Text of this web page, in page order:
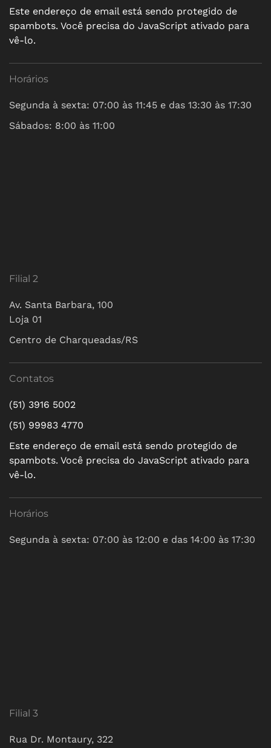
Este endereço de email está sendo protegido de
spambots. Você precisa do JavaScript ativado para
vê-lo.
Horários
Segunda à sexta: 07:00 às 11:45 e das 13:30 às 17:30
Sábados: 8:00 às 11:00
Filial 2
Av. Santa Barbara, 100
Loja 01
Centro de Charqueadas/RS
Contatos
(51) 3916 5002
(51) 99983 4770
Este endereço de email está sendo protegido de
spambots. Você precisa do JavaScript ativado para
vê-lo.
Horários
Segunda à sexta: 07:00 às 12:00 e das 14:00 às 17:30
Filial 3
Rua Dr. Montaury, 322